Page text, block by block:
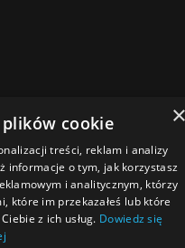
cookie
treści, reklam i analizy
informacje o tym, jak korzystasz
i analitycznym, którzy
które im przekazałeś lub które
z ich usług. Dowiedz się